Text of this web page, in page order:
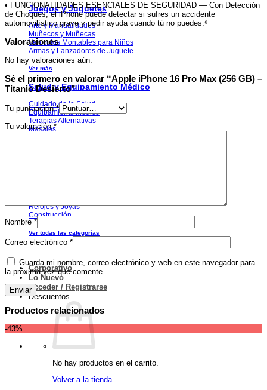
Juegos y Juguetes
Arte y Manualidades
Muñecos y Muñecas
Vehículos Montables para Niños
Armas y Lanzadores de Juguete
Ver más
Salud y Equipamiento Médico
Cuidado de la Salud
Equipamiento Médico
Terapias Alternativas
Masajes
Relojes y Joyas
Construcción
Ver todas las categorías
Corporativo
Lo Nuevo
Acceder / Registrarse
Descuentos
No hay productos en el carrito.
Volver a la tienda
• FUNCIONALIDADES ESENCIALES DE SEGURIDAD — Con Detección
de Choques, el iPhone puede detectar si sufres un accidente
automovilístico grave y pedir ayuda cuando tú no puedes.⁶
Valoraciones
No hay valoraciones aún.
Sé el primero en valorar “Apple iPhone 16 Pro Max (256 GB) –
Titanio Desierto”
Tu puntuación*
Tu valoración*
Nombre *
Correo electrónico *
Guarda mi nombre, correo electrónico y web en este navegador para
la próxima vez que comente.
Productos relacionados
-43%